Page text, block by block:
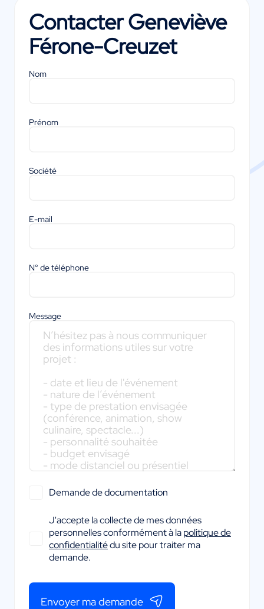
ContacterGeneviève
Férone-Creuzet
Nom
Prénom
Société
E-mail
N° de téléphone
Message
Demande de documentation
J'accepte la collecte de mes données
personnelles conformément à lapolitique de
confidentialitédu site pour traiter ma
demande.
Envoyer ma demande